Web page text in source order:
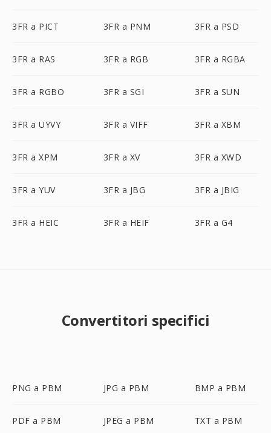
3FR a PICT 3FR a PNM 3FR a PSD
3FR a RAS 3FR a RGB 3FR a RGBA
3FR a RGBO 3FR a SGI 3FR a SUN
3FR a UYVY 3FR a VIFF 3FR a XBM
3FR a XPM 3FR a XV 3FR a XWD
3FR a YUV 3FR a JBG 3FR a JBIG
3FR a HEIC 3FR a HEIF 3FR a G4
Convertitori specifici
PNG a PBM JPG a PBM BMP a PBM
PDF a PBM JPEG a PBM TXT a PBM